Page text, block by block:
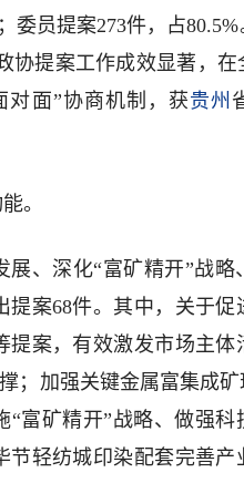
委员提案273件，占
协提案工作成效显著，
对面”协商机制，获贵州
。
、深化“富矿精开”战略
案68件。其中，关于促
案，有效激发市场主体
；加强关键金属富集成
富矿精开”战略、做强科
轻纺城印染配套完善产